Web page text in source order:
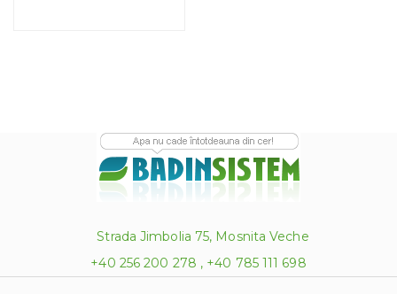
Strada Jimbolia 75, Mosnita Veche
+40 256 200 278 , +40 785 111 698